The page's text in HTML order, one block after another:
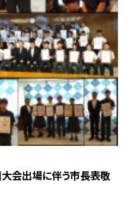
会出場に伴う市長表敬